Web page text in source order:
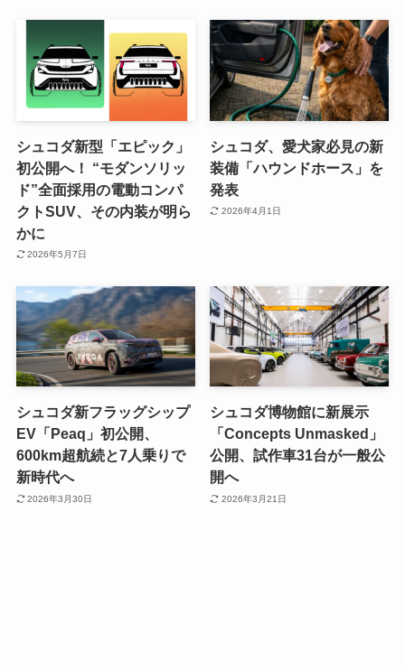
シュコダ新型「エピック」
初公開へ！ “モダンソリッ
ド”全面採用の電動コンパ
クトSUV、その内装が明ら
かに
2026年5月7日
シュコダ、愛犬家必見の新
装備「ハウンドホース」を
発表
2026年4月1日
シュコダ新フラッグシップ
EV「Peaq」初公開、
600km超航続と7人乗りで
新時代へ
2026年3月30日
シュコダ博物館に新展示
「Concepts Unmasked」
公開、試作車31台が一般公
開へ
2026年3月21日